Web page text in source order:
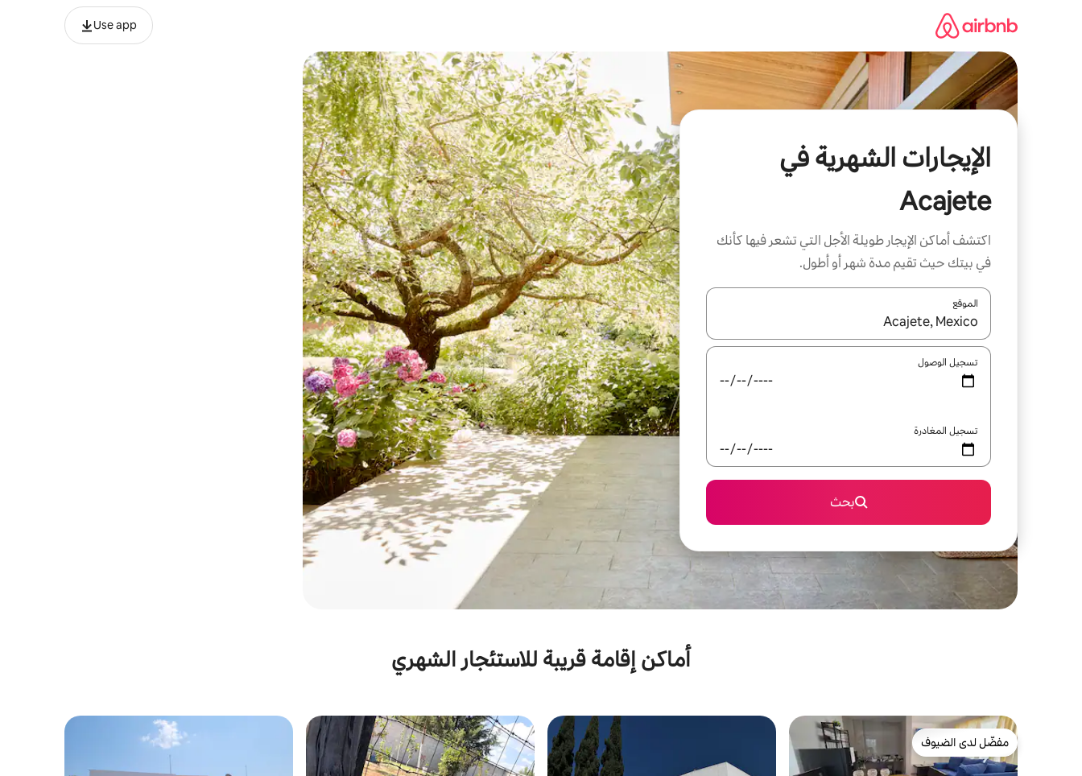
Use app
الإيجارات الشهرية في
Acajete
اكتشف أماكن الإيجار طويلة الأجل التي تشعر فيها كأنك
في بيتك حيث تقيم مدة شهر أو أطول.
الموقع
عند توفر النتائج، انتقل باستخدام السهمين لأعلى ولأسفل أو استكشف عن طريق اللمس أو السحب.
تسجيل الوصول
تسجيل المغادرة
بحث
أماكن إقامة قريبة للاستئجار الشهري
مفضّل لدى الضيوف
مفضّل لدى الضيوف